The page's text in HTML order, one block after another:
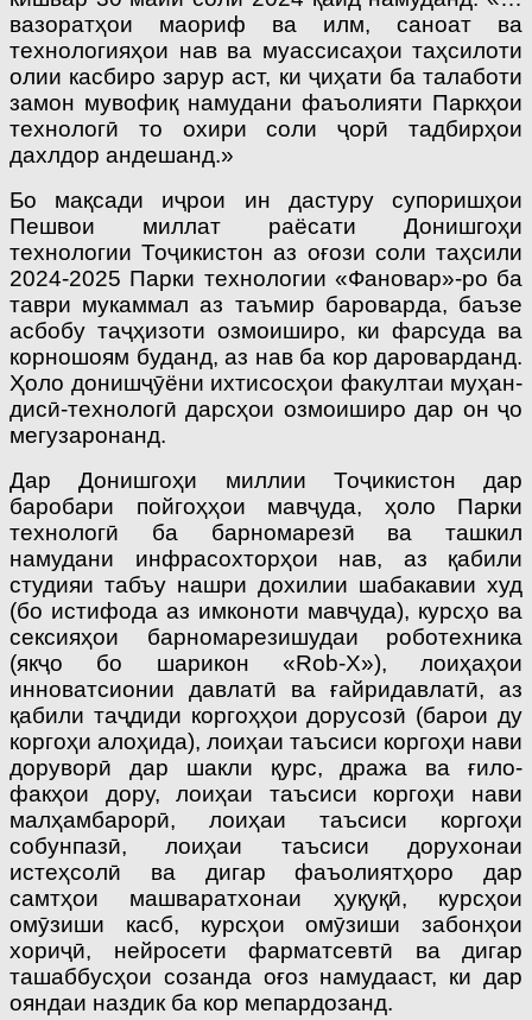
вазоратҳои маориф ва илм, саноат ва
технологияҳои нав ва муас­сисаҳои таҳсилоти
олии касбиро зарур аст, ки ҷиҳати ба талаботи
замон мувофиқ намудани фаъолияти Паркҳои
технологӣ то охири соли ҷорӣ тадбирҳои
дахлдор андешанд.»
Бо мақсади иҷрои ин дастуру супоришҳои
Пешвои миллат раёсати Донишгоҳи
технологии Тоҷикистон аз оғози соли таҳсили
2024-2025 Парки технологии «Фановар»-ро ба
таври мукаммал аз таъмир бароварда, баъзе
асбобу таҷҳизоти озмоиширо, ки фарсуда ва
корношоям буданд, аз нав ба кор дароварданд.
Ҳоло донишҷӯёни ихтисосҳои факултаи муҳан­
дисӣ-технологӣ дарсҳои озмоиширо дар он ҷо
мегузаронанд.
Дар Донишгоҳи миллии Тоҷикистон дар
баробари пойгоҳҳои мавҷуда, ҳоло Парки
технологӣ ба барномарезӣ ва ташкил
намудани инфрасохторҳои нав, аз қабили
студияи табъу нашри дохилии шабакавии худ
(бо истифода аз имконоти мавҷуда), курсҳо ва
сексияҳои барномарезишудаи роботехника
(якҷо бо шарикон «Rob-X»), лоиҳаҳои
инноватсионии дав­латӣ ва ғайридавлатӣ, аз
қабили таҷдиди коргоҳҳои дорусозӣ (барои ду
коргоҳи алоҳида), лоиҳаи таъсиси коргоҳи нави
доруворӣ дар шакли қурс, дража ва ғило­
факҳои дору, лоиҳаи таъсиси коргоҳи нави
малҳамбарорӣ, лоиҳаи таъсиси коргоҳи
собунпазӣ, лоиҳаи таъсиси дорухонаи
истеҳсолӣ ва дигар фаъолиятҳоро дар
самтҳои машваратхонаи ҳуқуқӣ, курсҳои
омӯзиши касб, курсҳои омӯзиши забонҳои
хориҷӣ, нейросети фарматсевтӣ ва дигар
ташаббусҳои созанда оғоз намудааст, ки дар
ояндаи наздик ба кор мепардозанд.